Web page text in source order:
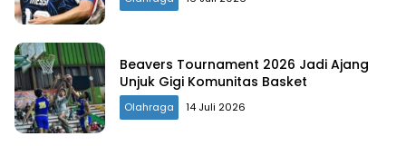
Beavers Tournament 2026 Jadi Ajang
Unjuk Gigi Komunitas Basket
Olahraga 14 Juli 2026